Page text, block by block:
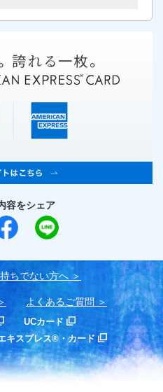
容をシェア
ちでない⽅へ
よくあるご質問
UCカード
キスプレス®・カード